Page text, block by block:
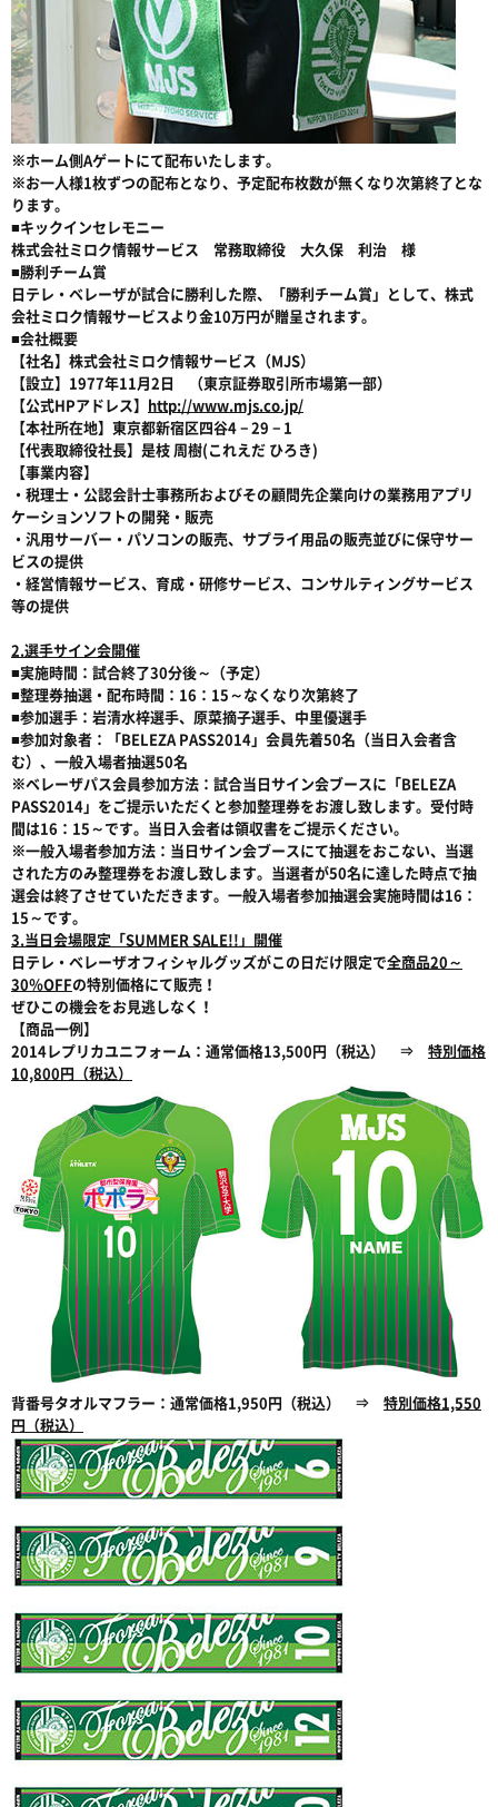
※ホーム側Aゲートにて配布いたします。
※お一人様1枚ずつの配布となり、予定配布枚数が無くなり次第終了とな
ります。
■キックインセレモニー
株式会社ミロク情報サービス 常務取締役 大久保 利治 様
■勝利チーム賞
日テレ・ベレーザが試合に勝利した際、「勝利チーム賞」として、株式
会社ミロク情報サービスより金10万円が贈呈されます。
■会社概要
【社名】株式会社ミロク情報サービス（MJS）
【設立】1977年11月2日 （東京証券取引所市場第一部）
【公式HPアドレス】 http://www.mjs.co.jp/
【本社所在地】東京都新宿区四谷4－29－1
【代表取締役社長】是枝 周樹(これえだ ひろき)
【事業内容】
・税理士・公認会計士事務所およびその顧問先企業向けの業務用アプリ
ケーションソフトの開発・販売
・汎用サーバー・パソコンの販売、サプライ用品の販売並びに保守サー
ビスの提供
・経営情報サービス、育成・研修サービス、コンサルティングサービス
等の提供
2.選手サイン会開催
■実施時間：試合終了30分後～（予定）
■整理券抽選・配布時間：16：15～なくなり次第終了
■参加選手：岩清水梓選手、原菜摘子選手、中里優選手
■参加対象者：「BELEZA PASS2014」会員先着50名（当日入会者含
む）、一般入場者抽選50名
※ベレーザパス会員参加方法：試合当日サイン会ブースに「BELEZA
PASS2014」をご提示いただくと参加整理券をお渡し致します。受付時
間は16：15～です。当日入会者は領収書をご提示ください。
※一般入場者参加方法：当日サイン会ブースにて抽選をおこない、当選
された方のみ整理券をお渡し致します。当選者が50名に達した時点で抽
選会は終了させていただきます。一般入場者参加抽選会実施時間は16：
15～です。
3.当日会場限定「SUMMER SALE!!」開催
日テレ・ベレーザオフィシャルグッズがこの日だけ限定で全商品20～
30％OFFの特別価格にて販売！
ぜひこの機会をお見逃しなく！
【商品一例】
2014レプリカユニフォーム：通常価格13,500円（税込） ⇒ 特別価格
10,800円（税込）
背番号タオルマフラー：通常価格1,950円（税込） ⇒ 特別価格1,550
円（税込）